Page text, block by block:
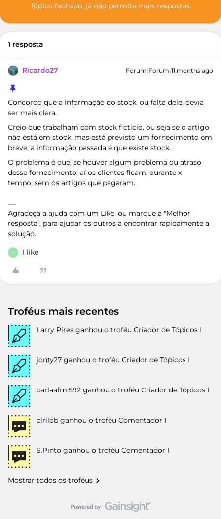
Tópico fechado, já não permite mais respostas.
1 resposta
Ricardo27 Forum|Forum|11 months ago
Concordo que a informação do stock, ou falta dele, devia
ser mais clara.
Creio que trabalham com stock fictício, ou seja se o artigo
não está em stock, mas está previsto um fornecimento em
breve, a informação passada é que existe stock.
O problema é que, se houver algum problema ou atraso
desse fornecimento, aí os clientes ficam, durante x
tempo, sem os artigos que pagaram.
Agradeça a ajuda com um Like, ou marque a "Melhor
resposta", para ajudar os outros a encontrar rapidamente a
solução.
C 1 like
Troféus mais recentes
Larry Pires ganhou o troféu Criador de Tópicos I
jonty27 ganhou o troféu Criador de Tópicos I
carlaafm.592 ganhou o troféu Criador de Tópicos I
cirilob ganhou o troféu Comentador I
S.Pinto ganhou o troféu Comentador I
Mostrar todos os troféus